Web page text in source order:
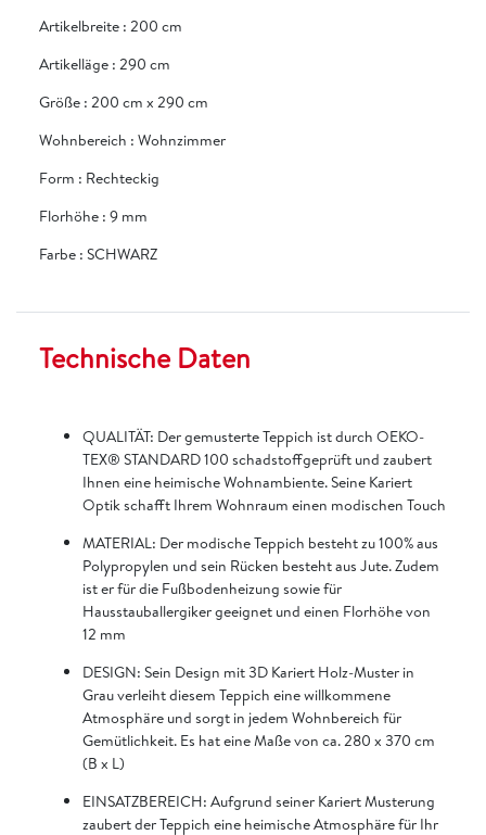
Artikelbreite : 200 cm
Artikelläge : 290 cm
Größe : 200 cm x 290 cm
Wohnbereich : Wohnzimmer
Form : Rechteckig
Florhöhe : 9 mm
Farbe : SCHWARZ
Technische Daten
QUALITÄT: Der gemusterte Teppich ist durch OEKO-
TEX® STANDARD 100 schadstoffgeprüft und zaubert
Ihnen eine heimische Wohnambiente. Seine Kariert
Optik schafft Ihrem Wohnraum einen modischen Touch
MATERIAL: Der modische Teppich besteht zu 100% aus
Polypropylen und sein Rücken besteht aus Jute. Zudem
ist er für die Fußbodenheizung sowie für
Hausstauballergiker geeignet und einen Florhöhe von
12 mm
DESIGN: Sein Design mit 3D Kariert Holz-Muster in
Grau verleiht diesem Teppich eine willkommene
Atmosphäre und sorgt in jedem Wohnbereich für
Gemütlichkeit. Es hat eine Maße von ca. 280 x 370 cm
(B x L)
EINSATZBEREICH: Aufgrund seiner Kariert Musterung
zaubert der Teppich eine heimische Atmosphäre für Ihr